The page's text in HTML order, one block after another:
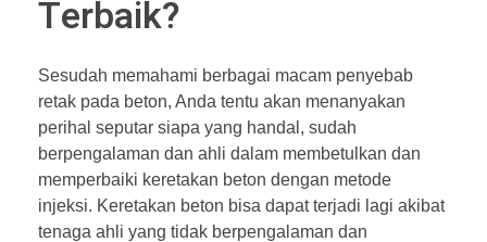
Terbaik?
Sesudah memahami berbagai macam penyebab
retak pada beton, Anda tentu akan menanyakan
perihal seputar siapa yang handal, sudah
berpengalaman dan ahli dalam membetulkan dan
memperbaiki keretakan beton dengan metode
injeksi. Keretakan beton bisa dapat terjadi lagi akibat
tenaga ahli yang tidak berpengalaman dan